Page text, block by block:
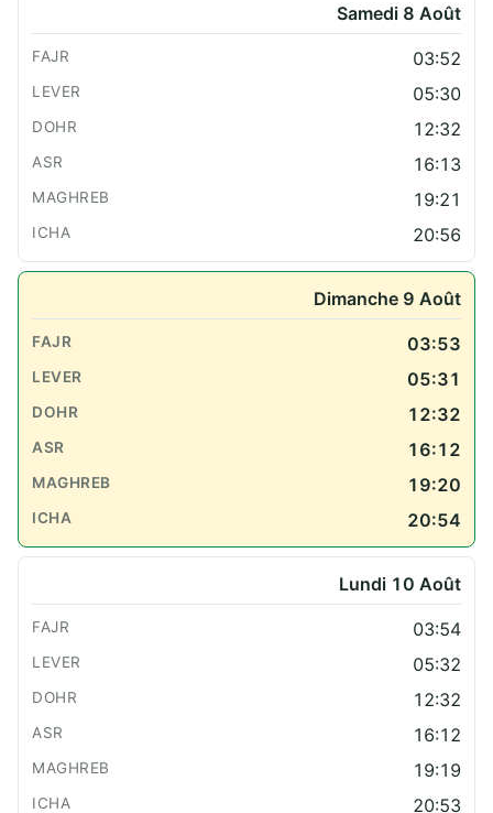
Samedi 8 Août
03:52
05:30
12:32
16:13
19:21
20:56
Dimanche 9 Août
03:53
05:31
12:32
16:12
19:20
20:54
Lundi 10 Août
03:54
05:32
12:32
16:12
19:19
20:53